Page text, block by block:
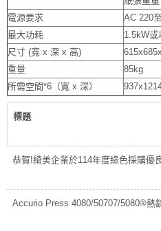
電源要求
AC 220
最大功耗
1.5kW或
尺寸 (寬 x 深 x 高)
重量
85kg
所需空間*6（寬 x 深）
標題
恭賀!綺美企業於114年度綠色採購優
Accurio Press 4080/50707/5080®熱